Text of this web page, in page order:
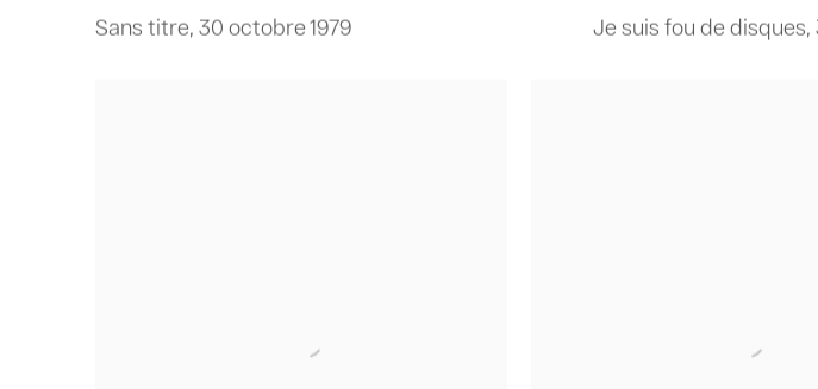
Sans titre, 30 octobre 1979 Je suis fou de disques,